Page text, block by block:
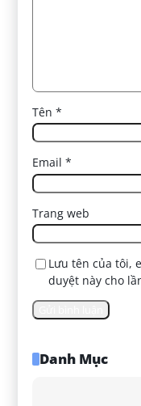
Tên*
Email*
Trang web
Lưu tên của tôi,
duyệt này cho
Danh Mục